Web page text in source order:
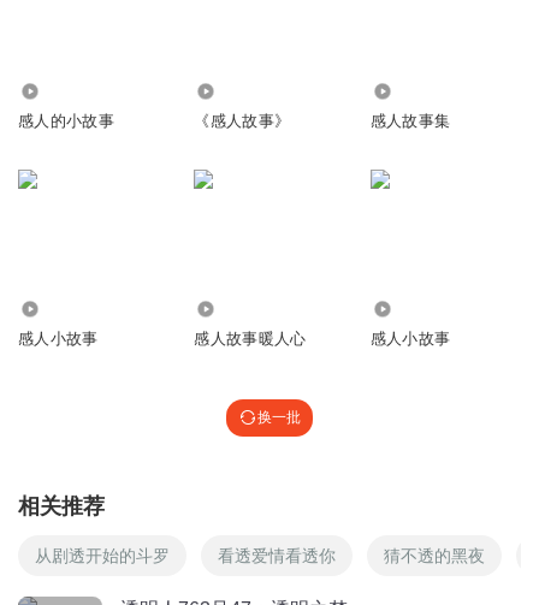
感人的小故事 《感人故事》 感人故事集
感人小故事 感人故事暖人心 感人小故事
换一批
相关推荐
从剧透开始的斗罗 看透爱情看透你 猜不透的黑夜